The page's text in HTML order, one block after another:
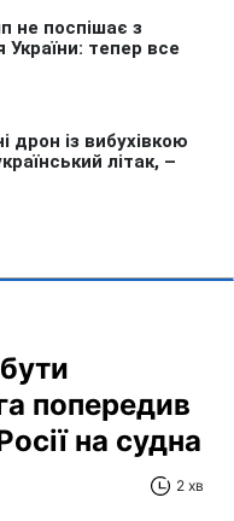
попередив
на судна
2 хв